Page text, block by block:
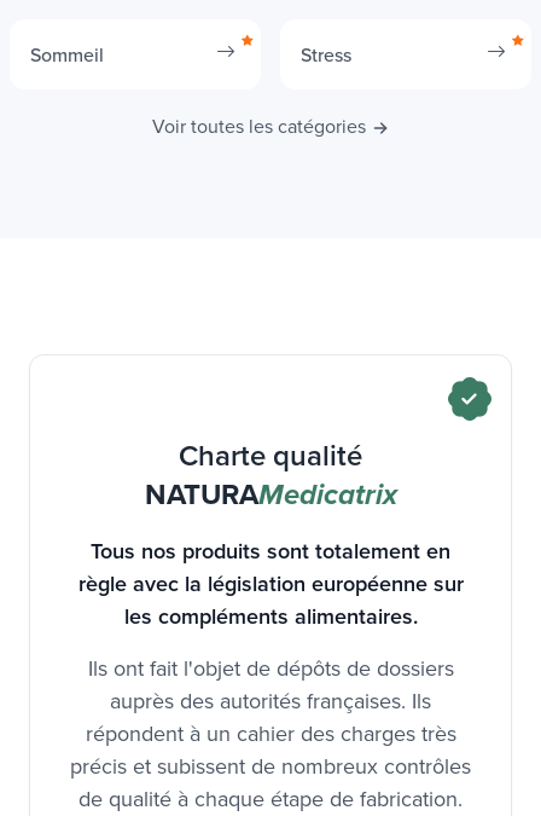
Sommeil Stress
Voir toutes les catégories
Charte qualité
NATURAMedicatrix
Tous nos produits sont totalement en
règle avec la législation européenne sur
les compléments alimentaires.
Ils ont fait l'objet de dépôts de dossiers
auprès des autorités françaises. Ils
répondent à un cahier des charges très
précis et subissent de nombreux contrôles
de qualité à chaque étape de fabrication.